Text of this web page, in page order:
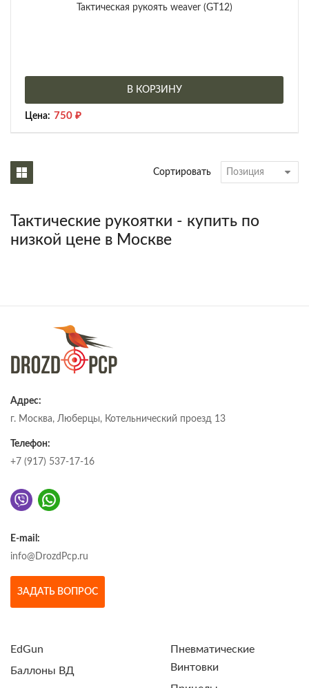
Тактическая рукоять weaver (GT12)
В КОРЗИНУ
Цена: 750 ₽
Сортировать
Тактические рукоятки - купить по
низкой цене в Москве
Адрес:
г. Москва, Люберцы, Котельнический проезд 13
Телефон:
+7 (917) 537-17-16
E-mail:
info@DrozdPcp.ru
ЗАДАТЬ ВОПРОС
EdGun
Баллоны ВД
Пневматические
Винтовки